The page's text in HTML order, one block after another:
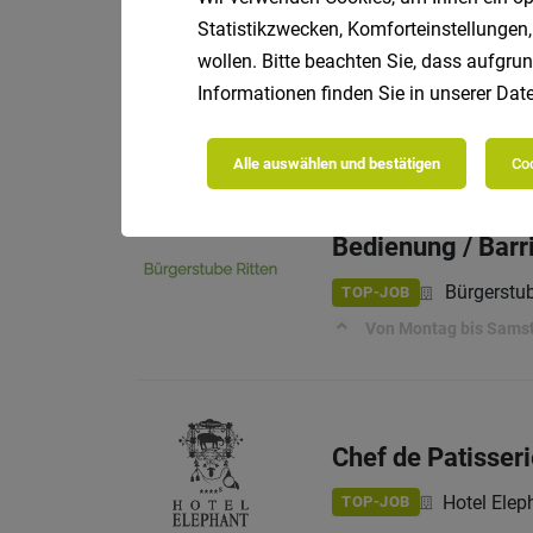
IT-
TOP-JOB ICIT
Das erwartet dich:
Bedienung /
TOP-JOB
Von Montag bis
Chef de
TOP-JOB Hotel
Statistikzwecken,
wollen. Bitte beachten Sie, dass
Informationen finden Sie in unserer
Alle auswählen und bestätigen